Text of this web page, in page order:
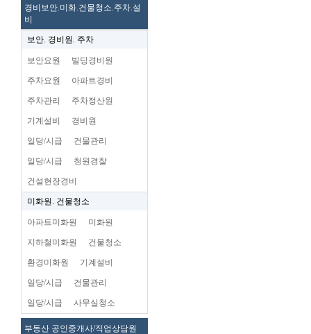
경비보안.미화.건물청소.주차.설
비
보안. 경비원. 주차
보안요원 빌딩경비원
주차요원 아파트경비
주차관리 주차정산원
기계설비 경비원
일당/시급 건물관리
일당/시급 청원경찰
건설현장경비
미화원. 건물청소
아파트미화원 미화원
지하철미화원 건물청소
환경미화원 기계설비
일당/시급 건물관리
일당/시급 사무실청소
부동산 공인중개사/직업상담원